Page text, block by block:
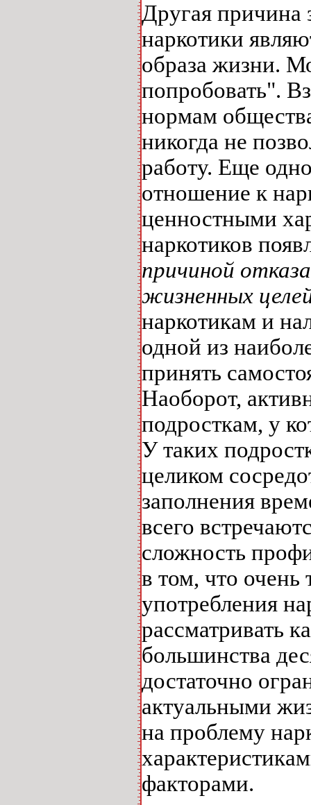
Другая причина
наркотики
образа жизни.
попробовать".
нормам
никогда не
работу. Еще
отношение к
ценностными
наркотиков
причиной
жизненных
наркотикам и
одной из
принять
Наоборот,
подросткам, у
У таких
целиком
заполнения
всего
сложность
в том, что очень
употребления
рассматривать
большинства
достаточно
актуальными
на проблему
факторами.